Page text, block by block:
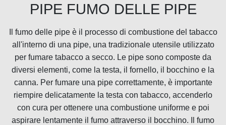
PIPE FUMO DELLE PIPE
Il fumo delle pipe è il processo di combustione del tabacco
all'interno di una pipe, una tradizionale utensile utilizzato
per fumare tabacco a secco. Le pipe sono composte da
diversi elementi, come la testa, il fornello, il bocchino e la
canna. Per fumare una pipe correttamente, è importante
riempire delicatamente la testa con tabacco, accenderlo
con cura per ottenere una combustione uniforme e poi
aspirare lentamente il fumo attraverso il bocchino. Il fumo